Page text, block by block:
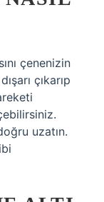
çenenizin
çıkarıp
uzatın.